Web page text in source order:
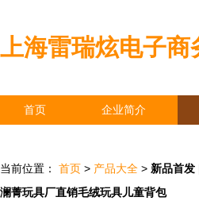
上海雷瑞炫电子商
首页 企业简介
当前位置： 首页 > 产品大全 > 新品首发
澜菁玩具厂直销毛绒玩具儿童背包